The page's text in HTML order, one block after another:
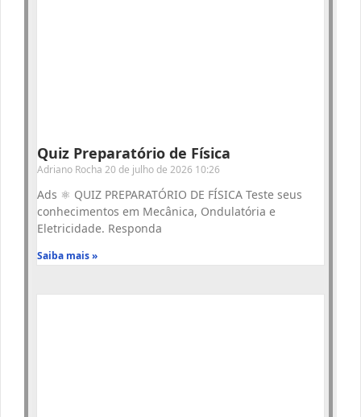
Quiz Preparatório de Física
Adriano Rocha 20 de julho de 2026 10:26
Ads ⚛️ QUIZ PREPARATÓRIO DE FÍSICA Teste seus
conhecimentos em Mecânica, Ondulatória e
Eletricidade. Responda
Saiba mais »